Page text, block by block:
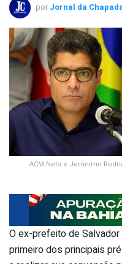
por Jornal da
ACM Neto e Jerônimo
O ex-prefeito de
primeiro dos principais